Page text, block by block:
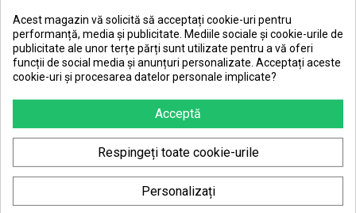
Judet
Localitate
Adresa ( str. si nr.)
Acest magazin vă solicită să acceptați cookie-uri pentru
performanță, media și publicitate. Mediile sociale și cookie-urile de
publicitate ale unor terțe părți sunt utilizate pentru a vă oferi
funcții de social media și anunțuri personalizate. Acceptați aceste
cookie-uri și procesarea datelor personale implicate?
Acceptă
Respingeți toate cookie-urile
Personalizați